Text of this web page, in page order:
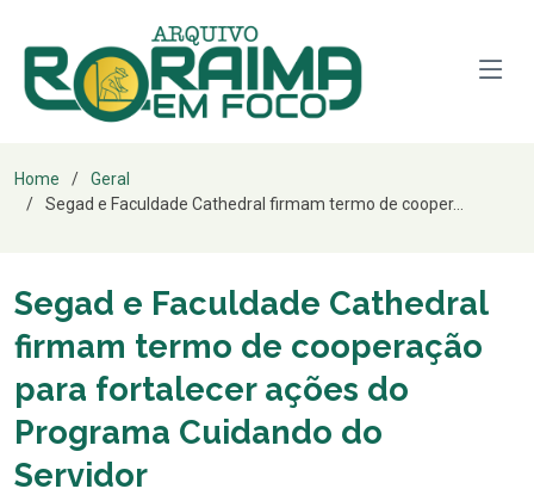
Home
Geral
Segad e Faculdade Cathedral firmam termo de cooper...
Segad e Faculdade Cathedral
firmam termo de cooperação
para fortalecer ações do
Programa Cuidando do
Servidor